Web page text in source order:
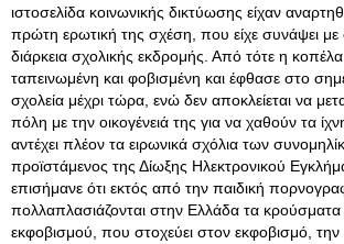
ιστοσελίδα κοινωνικής δικτύωσης είχαν
πρώτη ερωτική της σχέση, που είχε συνάψει
διάρκεια σχολικής εκδρομής . Από τότε η κοπέλα
ταπεινωμένη και φοβισμένη και έφθασε στο
σχολεία μέχρι τώρα, ενώ δεν αποκλείεται να
πόλη με την οικογένειά της για να χαθούν τα
αντέχει πλέον τα ειρωνικά σχόλια των
προϊστάμενος της Δίωξης Ηλεκτρονικού
επισήμανε ότι εκτός από την παιδική
πολλαπλασιάζονται στην Ελλάδα τα κρούσματα
εκφοβισμού, που στοχεύει στον εκφοβισμό, την